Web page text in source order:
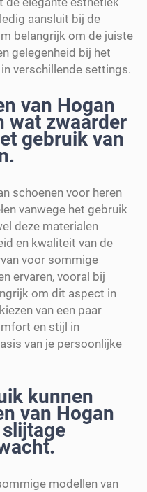
aansluit bij de
belangrijk om de juiste
gelegenheid bij het
verschillende settings.
van Hogan
wat zwaarder
gebruik van
schoenen voor heren
vanwege het gebruik
deze materialen
en kwaliteit van de
voor sommige
ervaren, vooral bij
om dit aspect in
van een paar
en stijl in
van je persoonlijke
kunnen
van Hogan
modellen van